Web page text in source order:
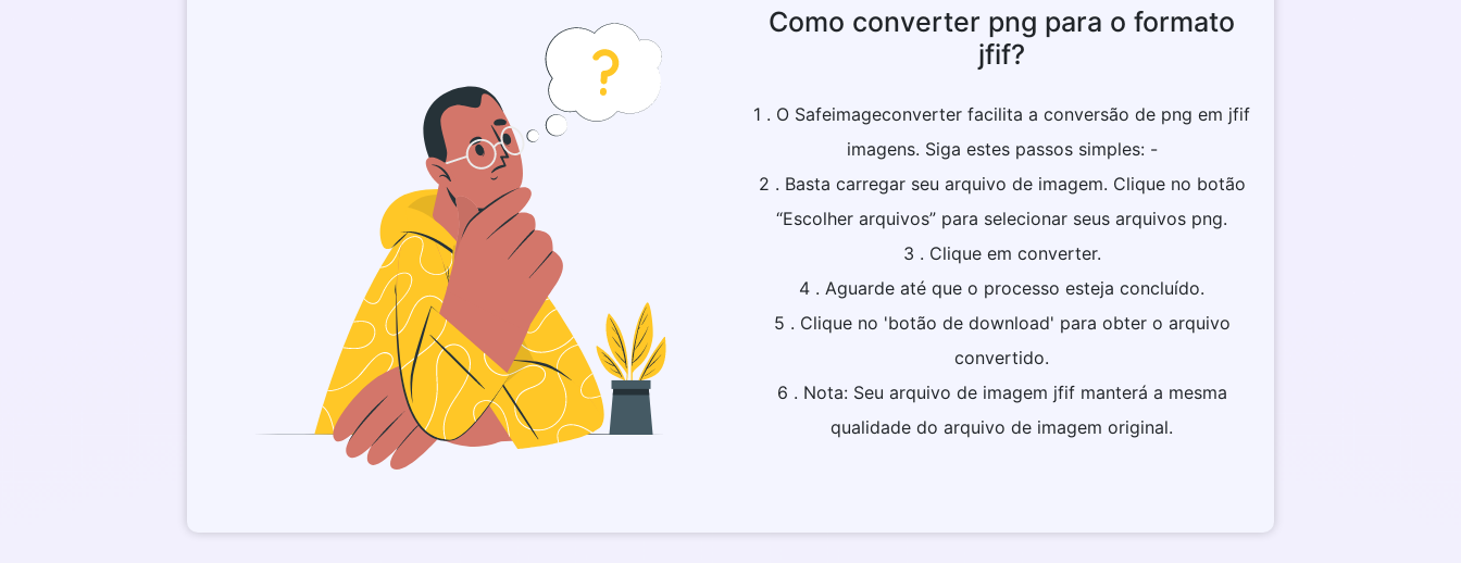
Como converter png para o formato
jfif?
1 . O Safeimageconverter facilita a conversão de png em jfif
imagens. Siga estes passos simples: -
2 . Basta carregar seu arquivo de imagem. Clique no botão
“Escolher arquivos” para selecionar seus arquivos png.
3 . Clique em converter.
4 . Aguarde até que o processo esteja concluído.
5 . Clique no 'botão de download' para obter o arquivo
convertido.
6 . Nota: Seu arquivo de imagem jfif manterá a mesma
qualidade do arquivo de imagem original.